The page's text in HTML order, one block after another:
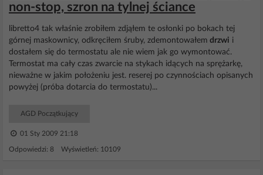
non-stop, szron na tylnej ściance
libretto4 tak właśnie zrobiłem zdjąłem te osłonki po bokach tej
górnej maskownicy, odkręciłem śruby, zdemontowałem drzwi i
dostałem się do termostatu ale nie wiem jak go wymontować.
Termostat ma cały czas zwarcie na stykach idących na sprężarkę,
nieważne w jakim położeniu jest. reserej po czynnościach opisanych
powyżej (próba dotarcia do termostatu)...
AGD Początkujący
01 Sty 2009 21:18
Odpowiedzi: 8 Wyświetleń: 10109